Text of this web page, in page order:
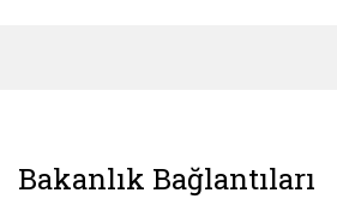
Bakanlık Bağlantıları